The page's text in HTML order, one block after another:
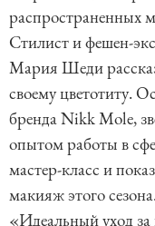
распространенных
Стилист и фешен-
Мария Шеди
своему цветотиту.
бренда Nikk Mole,
опытом работы в
мастер-класс и
макияж этого
«Идеальный уход за